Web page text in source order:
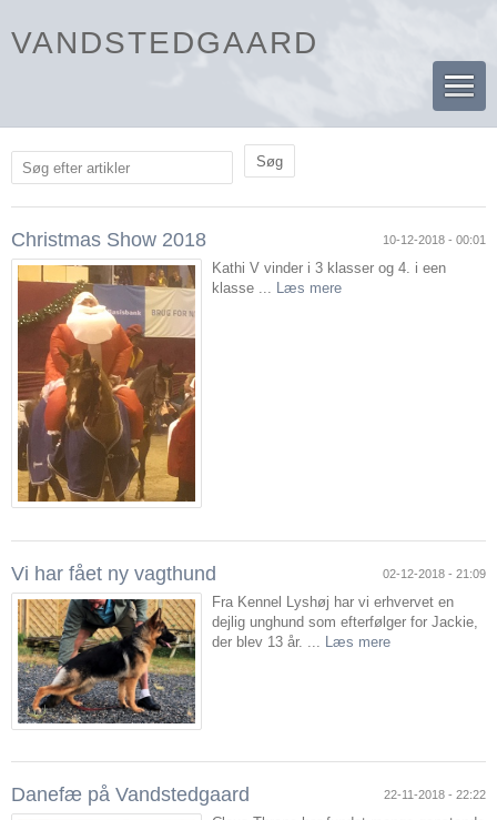
VANDSTEDGAARD
Søg efter artikler
Christmas Show 2018 10-12-2018 - 00:01
Kathi V vinder i 3 klasser og 4. i een
klasse ... Læs mere
Vi har fået ny vagthund 02-12-2018 - 21:09
Fra Kennel Lyshøj har vi erhvervet en
dejlig unghund som efterfølger for Jackie,
der blev 13 år. ...
Læs mere
Danefæ på Vandstedgaard 22-11-2018 - 22:22